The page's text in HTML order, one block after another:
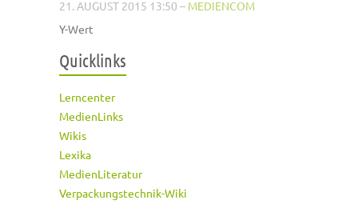
21. AUGUST 2015 13:50 – MEDIENCOM
Y-Wert
Quicklinks
Lerncenter
MedienLinks
Wikis
Lexika
MedienLiteratur
Verpackungstechnik-Wiki